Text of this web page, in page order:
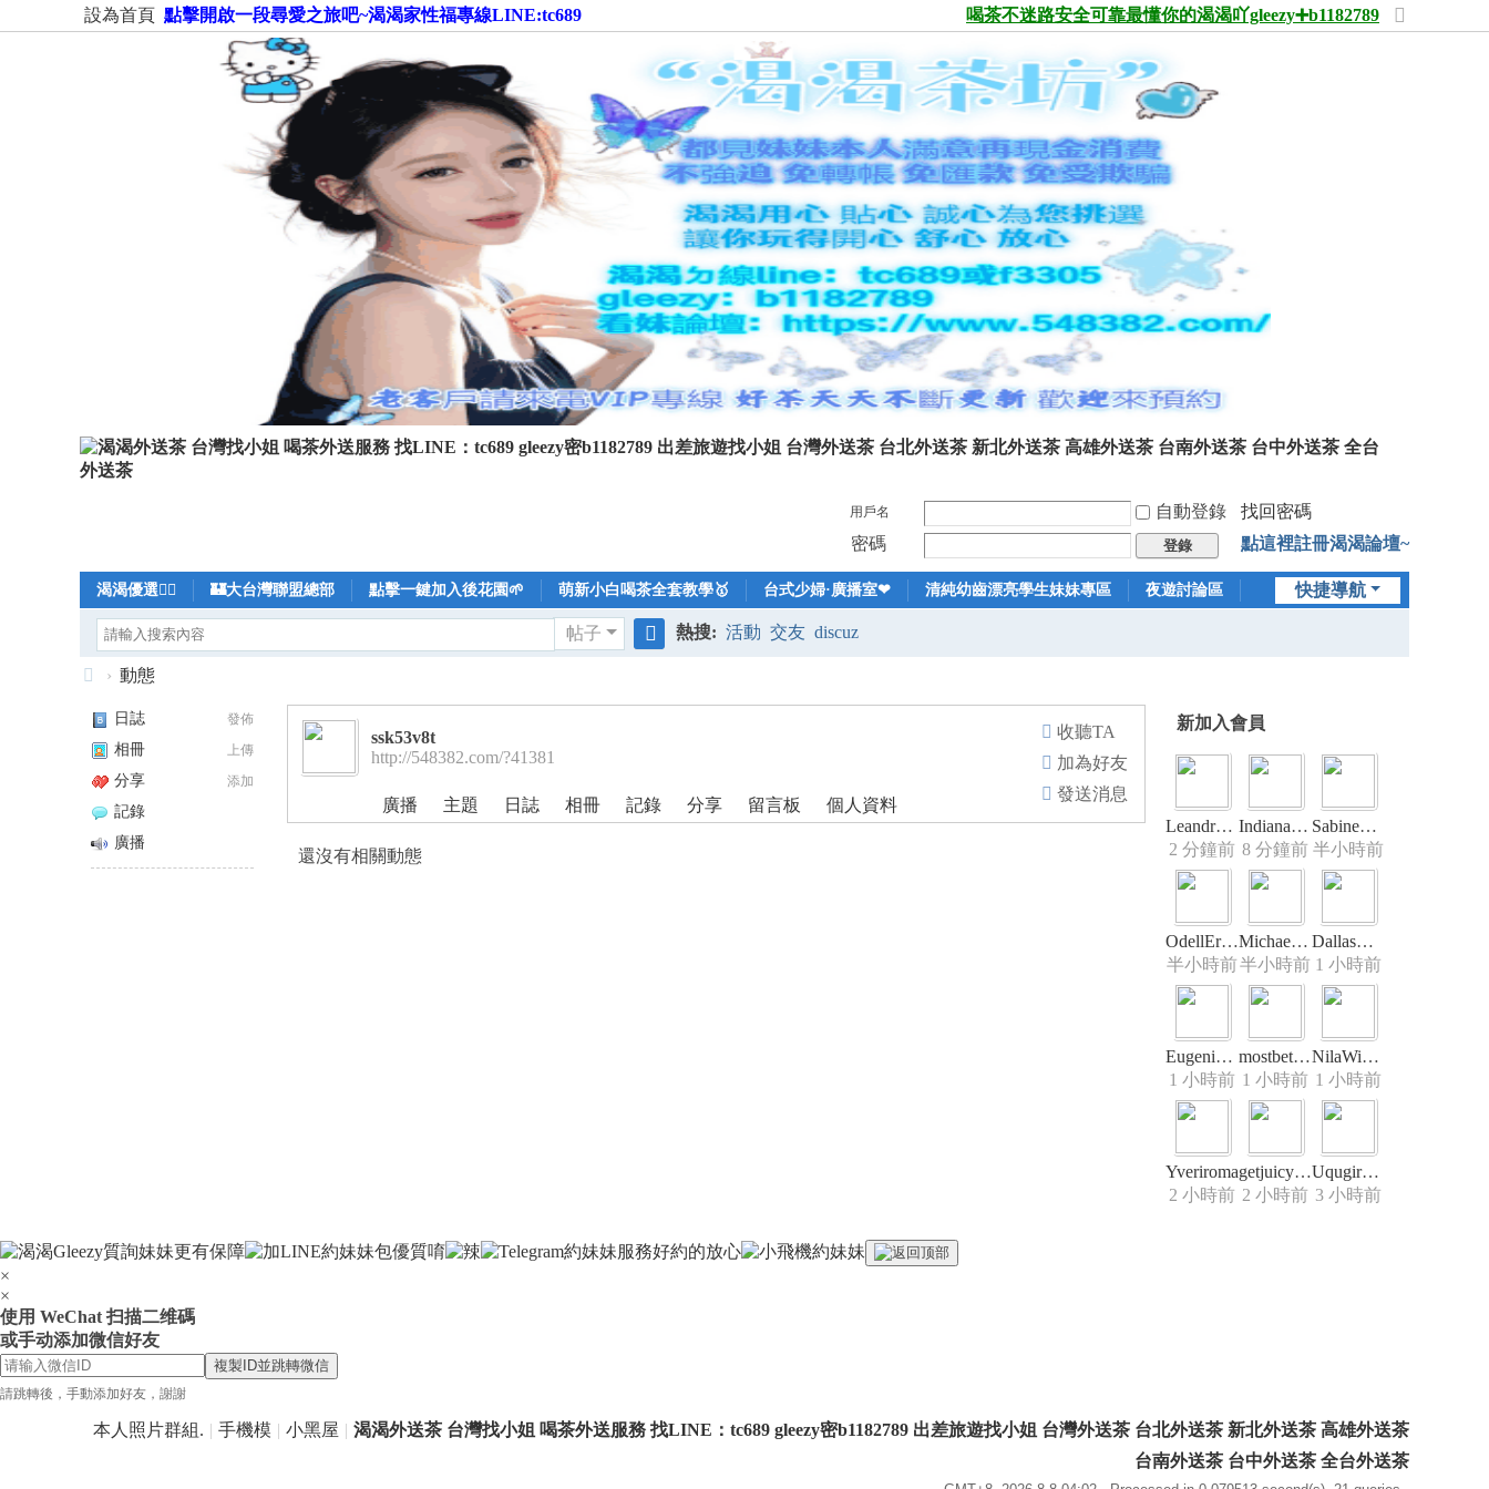
設為首頁 點擊開啟一段尋愛之旅吧~渴渴家性福專線LINE:tc689 喝茶不迷路安全可靠最懂你的渴渴吖gleezy➕b1182789
切
用戶名 自動登錄
找回密碼
密碼
登錄 點這裡註冊渴渴論壇~
快捷導航
渴渴優選❤️‍🔥 🏰大台灣聯盟總部 點擊一鍵加入後花園🌱 萌新小白喝茶全套教學🥇 台式少婦·廣播室❤ 清純幼齒漂亮學生妹妹專區 夜遊討論區
日本🇯🇵贊助商 沫子の蜜桃溫泉館 帖子 熱搜: 活動 交友 discuz
渴
外
送
茶
台
LI
E
：
tc
› 動態
發佈
日誌
上傳
相冊
添加
分享
記錄
廣播
新加入會員
LeandraZ22
2 分鐘前
IndianaCle
8 分鐘前
SabineWats
半小時前
OdellErugh
半小時前
Michaelten
半小時前
DallasMich
1 小時前
EugeniaRio
1 小時前
mostbet_fdki
1 小時前
NilaWinter
1 小時前
Yveriroma
2 小時前
getjuicyaiHON
2 小時前
Uqugiroma
3 小時前
收聽TA
加為好友
發送消息
ssk53v8t
http://548382.com/?41381
廣播 主題 日誌 相冊 記錄 分享 留言板 個人資料
還沒有相關動態
×
×
使用 WeChat 扫描二维碼
或手动添加微信好友
複製ID並跳轉微信
請跳轉後，手動添加好友，謝謝
本人照片群組. | 手機模 | 小黑屋 | 渴渴外送茶 台灣找小姐 喝茶外送服務 找LINE：tc689 gleezy密b1182789 出差旅遊找小姐 台灣外送茶 台北外送茶 新北外送茶 高雄外送茶
台南外送茶 台中外送茶 全台外送茶